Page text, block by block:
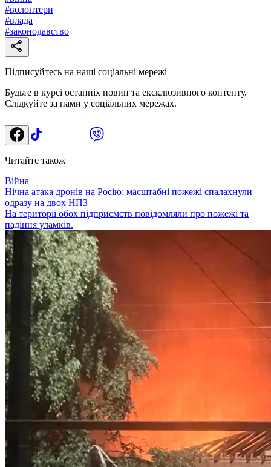
#волонтери
#влада
#законодавство
Підписуйтесь на наші соціальні мережі
Будьте в курсі останніх новин та ексклюзивного контенту.
Слідкуйте за нами у соціальних мережах.
Читайте також
Війна
Нічна атака дронів на Росію: масштабні пожежі спалахнули
одразу на двох НПЗ
На території обох підприємств повідомляли про пожежі та
падіння уламків.